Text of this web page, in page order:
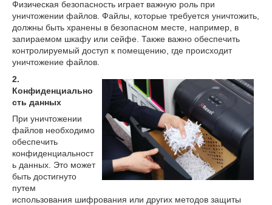
Физическая безопасность играет важную роль при
уничтожении файлов. Файлы, которые требуется уничтожить,
должны быть хранены в безопасном месте, например, в
запираемом шкафу или сейфе. Также важно обеспечить
контролируемый доступ к помещению, где происходит
уничтожение файлов.
2.
Конфиденциально
сть данных
При уничтожении
файлов необходимо
обеспечить
конфиденциальност
ь данных. Это может
быть достигнуто
путем
использования шифрования или других методов защиты